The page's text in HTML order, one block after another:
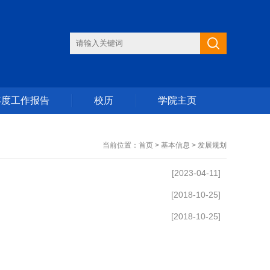
工作报告 校历 学院主页
当前位置：首页 > 基本信息 > 发展规划
[2023-04-11]
[2018-10-25]
[2018-10-25]